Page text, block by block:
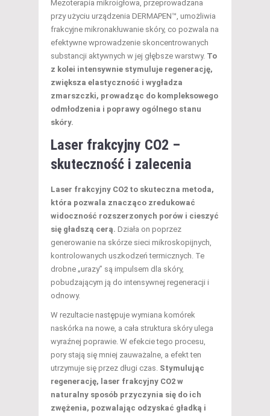
Mezoterapia mikroigłowa, przeprowadzana
przy użyciu urządzenia DERMAPEN™, umożliwia
frakcyjne mikronakłuwanie skóry, co pozwala na
efektywne wprowadzenie skoncentrowanych
substancji aktywnych w jej głębsze warstwy. To
z kolei intensywnie stymuluje regenerację,
zwiększa elastyczność i wygładza
zmarszczki, prowadząc do kompleksowego
odmłodzenia i poprawy ogólnego stanu
skóry.
Laser frakcyjny CO2 –
skuteczność i zalecenia
Laser frakcyjny CO2 to skuteczna metoda,
która pozwala znacząco zredukować
widoczność rozszerzonych porów i cieszyć
się gładszą cerą. Działa on poprzez
generowanie na skórze sieci mikroskopijnych,
kontrolowanych uszkodzeń termicznych. Te
drobne „urazy” są impulsem dla skóry,
pobudzającym ją do intensywnej regeneracji i
odnowy.
W rezultacie następuje wymiana komórek
naskórka na nowe, a cała struktura skóry ulega
wyraźnej poprawie. W efekcie tego procesu,
pory stają się mniej zauważalne, a efekt ten
utrzymuje się przez długi czas. Stymulując
regenerację, laser frakcyjny CO2 w
naturalny sposób przyczynia się do ich
zwężenia, pozwalając odzyskać gładką i